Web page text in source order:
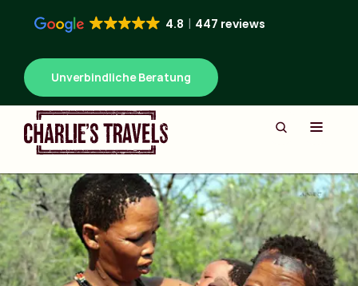
4.8 447 reviews
Unverbindliche Beratung